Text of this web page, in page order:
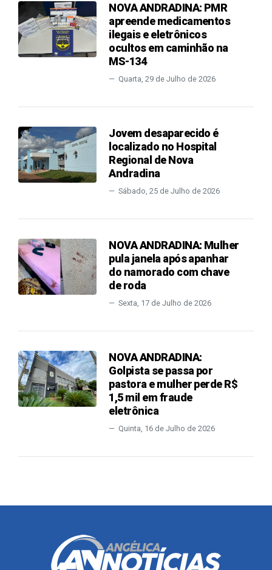
NOVA ANDRADINA: PMR
apreende medicamentos
ilegais e eletrônicos
ocultos em caminhão na
MS-134
Quarta, 29 de Julho de 2026
Jovem desaparecido é
localizado no Hospital
Regional de Nova
Andradina
Sábado, 25 de Julho de 2026
NOVA ANDRADINA: Mulher
pula janela após apanhar
do namorado com chave
de roda
Sexta, 17 de Julho de 2026
NOVA ANDRADINA:
Golpista se passa por
pastora e mulher perde R$
1,5 mil em fraude
eletrônica
Quinta, 16 de Julho de 2026